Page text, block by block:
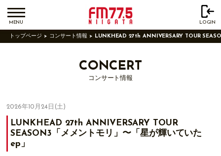
MENU LOGIN
トップページ コンサート情報 LUNKHEAD 27th ANNIVERSARY TOUR
CONCERT
コンサート情報
2026年10月24日(土)
LUNKHEAD 27th ANNIVERSARY TOUR
SEASON3「メメントモリ」〜「星が輝いていた
ep」